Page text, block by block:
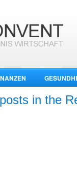
in the